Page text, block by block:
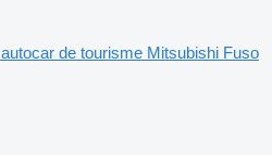
autocar de tourisme Mitsubishi Fuso